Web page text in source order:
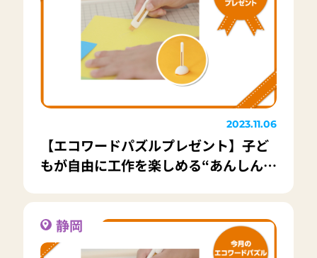
2023.11.06
【エコワードパズルプレゼント】子ど
もが自由に工作を楽しめる“あんしん設
静岡